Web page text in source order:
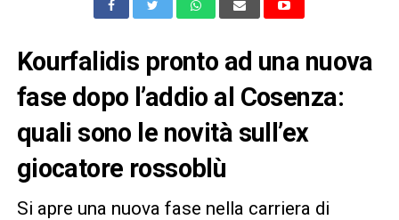
Kourfalidis pronto ad una nuova
fase dopo l’addio al Cosenza:
quali sono le novità sull’ex
giocatore rossoblù
Si apre una nuova fase nella carriera di